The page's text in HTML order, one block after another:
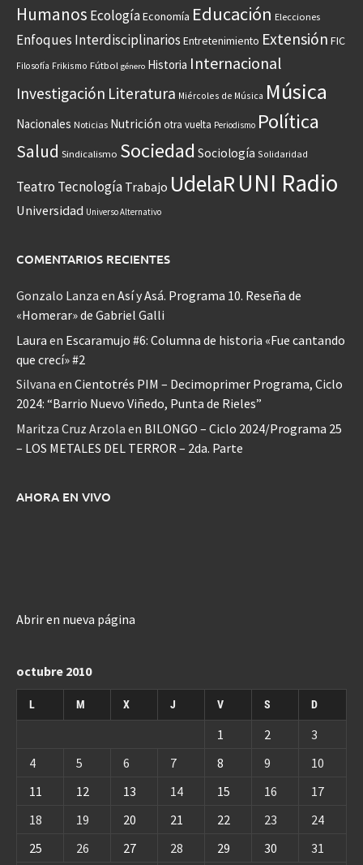
Humanos EcologíaEconomía Educación Elecciones
Enfoques Interdisciplinarios Entretenimiento Extensión FIC
Filosofía Frikismo Fútbol género Historia Internacional
Investigación Literatura Miércoles de Música Música
Nacionales Noticias Nutrición otra vuelta Periodismo Política
Salud Sindicalismo Sociedad Sociología Solidaridad
Teatro Tecnología Trabajo UdelaRUNI Radio
Universidad Universo Alternativo
COMENTARIOS RECIENTES
Gonzalo Lanza en Así y Asá. Programa 10. Reseña de
«Homerar» de Gabriel Galli
Laura en Escaramujo #6: Columna de historia «Fue cantando
que crecí» #2
Silvana en Cientotrés PIM – Decimoprimer Programa, Ciclo
2024: “Barrio Nuevo Viñedo, Punta de Rieles”
Maritza Cruz Arzola en BILONGO – Ciclo 2024/Programa 25
– LOS METALES DEL TERROR – 2da. Parte
AHORA EN VIVO
Abrir en nueva página
octubre 2010
L M X J V S D
1 2
3
4
5 6 7 8 9
10
11
12 13 14 15 16
17
18
19 20 21 22 23
24
25
26 27 28 29 30 31